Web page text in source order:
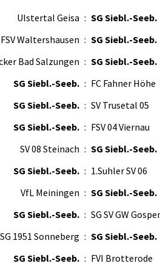
Ulstertal Geisa : SG Siebl.-Seeb.
FSV Waltershausen : SG Siebl.-Seeb.
Bad Salzungen : SG Siebl.-Seeb.
SG Siebl.-Seeb. : FC Fahner Höhe
SG Siebl.-Seeb. : SV Trusetal 05
SG Siebl.-Seeb. : FSV 04 Viernau
SV 08 Steinach : SG Siebl.-Seeb.
SG Siebl.-Seeb. : 1.Suhler SV 06
VfL Meiningen : SG Siebl.-Seeb.
SG Siebl.-Seeb. : SG SV GW
SG 1951 Sonneberg : SG Siebl.-Seeb.
SG Siebl.-Seeb. : FVI Brotterode